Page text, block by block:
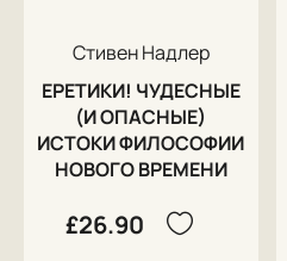
Стивен Надлер
ЕРЕТИКИ! ЧУДЕСНЫЕ
(И ОПАСНЫЕ)
ИСТОКИ ФИЛОСОФИИ
НОВОГО ВРЕМЕНИ
£26.90